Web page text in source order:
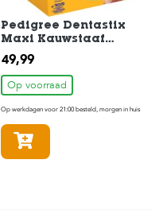
Pedigree Dentastix
Maxi Kauwstaaf
Gebitsverzorgende
Hondensnack 105
Stuks
49,99
Op voorraad
Op werkdagen voor 21:00 besteld, morgen in huis